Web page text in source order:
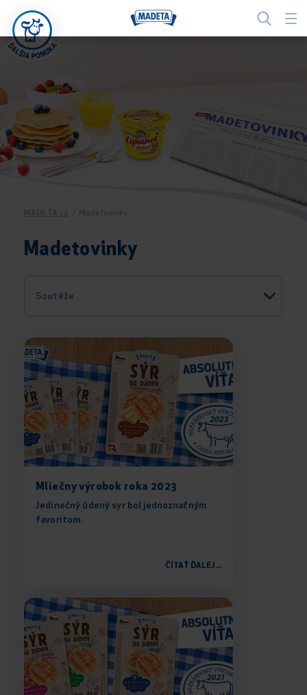
MADETA.cz / Madetovinky
Madetovinky
Soutěže
Mliečny výrobok roka 2023
Jedinečný údený syr bol jednoznačným
favoritom.
ČÍTAŤ ĎALEJ...